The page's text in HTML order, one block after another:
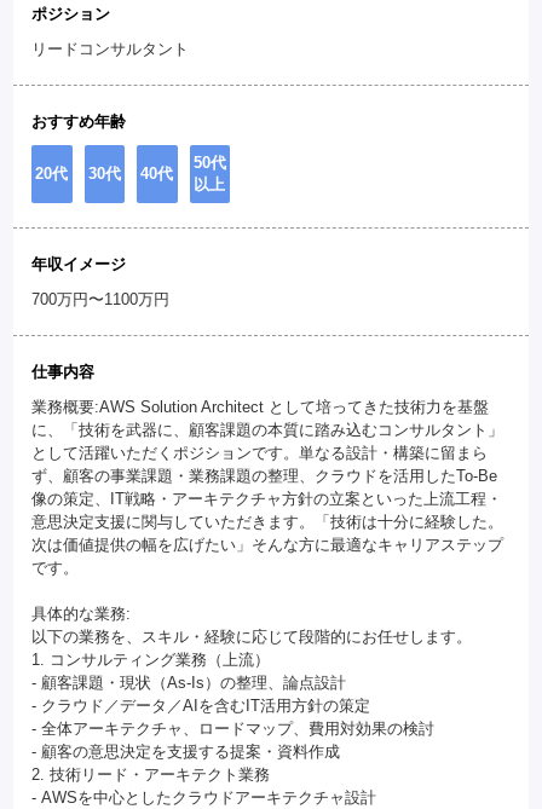
ポジション
リードコンサルタント
おすすめ年齢
20代 30代 40代
50代
以上
年収イメージ
700万円〜1100万円
仕事内容
業務概要:AWS Solution Architect として培ってきた技術力を基盤
に、「技術を武器に、顧客課題の本質に踏み込むコンサルタント」
として活躍いただくポジションです。単なる設計・構築に留まら
ず、顧客の事業課題・業務課題の整理、クラウドを活用したTo-Be
像の策定、IT戦略・アーキテクチャ方針の立案といった上流工程・
意思決定支援に関与していただきます。「技術は十分に経験した。
次は価値提供の幅を広げたい」そんな方に最適なキャリアステップ
です。
具体的な業務:
以下の業務を、スキル・経験に応じて段階的にお任せします。
1. コンサルティング業務（上流）
- 顧客課題・現状（As-Is）の整理、論点設計
- クラウド／データ／AIを含むIT活用方針の策定
- 全体アーキテクチャ、ロードマップ、費用対効果の検討
- 顧客の意思決定を支援する提案・資料作成
2. 技術リード・アーキテクト業務
- AWSを中心としたクラウドアーキテクチャ設計